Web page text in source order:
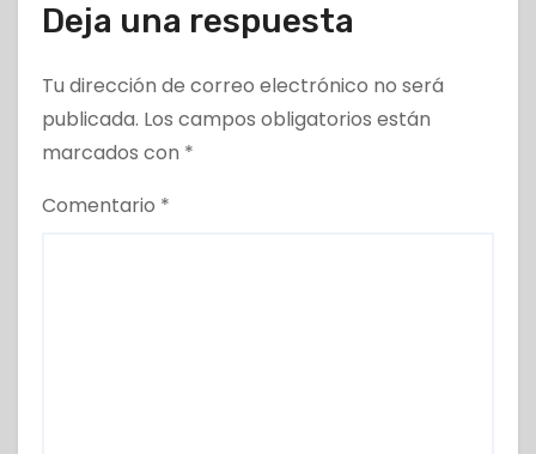
Deja una respuesta
Tu dirección de correo electrónico no será
publicada. Los campos obligatorios están
marcados con *
Comentario *